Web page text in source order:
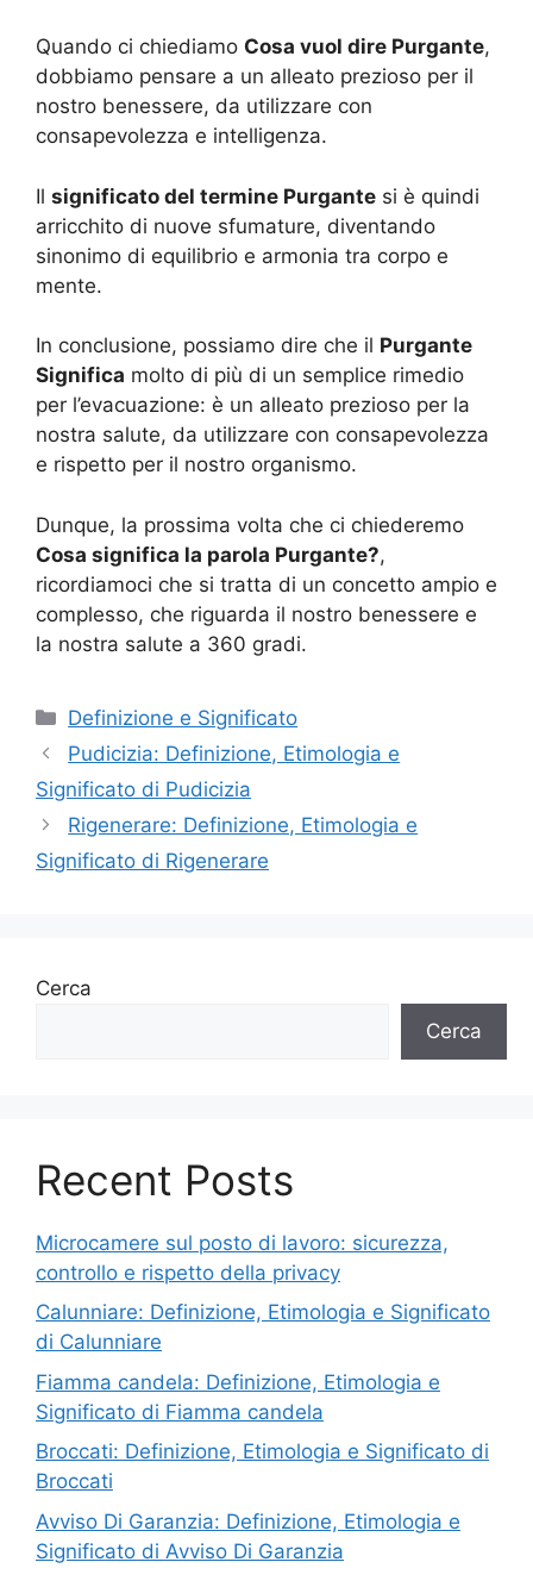
Quando ci chiediamo Cosa vuol dire Purgante,
dobbiamo pensare a un alleato prezioso per il
nostro benessere, da utilizzare con
consapevolezza e intelligenza.
Il significato del termine Purgante si è quindi
arricchito di nuove sfumature, diventando
sinonimo di equilibrio e armonia tra corpo e
mente.
In conclusione, possiamo dire che il Purgante
Significa molto di più di un semplice rimedio
per l’evacuazione: è un alleato prezioso per la
nostra salute, da utilizzare con consapevolezza
e rispetto per il nostro organismo.
Dunque, la prossima volta che ci chiederemo
Cosa significa la parola Purgante?,
ricordiamoci che si tratta di un concetto ampio e
complesso, che riguarda il nostro benessere e
la nostra salute a 360 gradi.
Categorie
Definizione e Significato
Pudicizia: Definizione, Etimologia e
Significato di Pudicizia
Rigenerare: Definizione, Etimologia e
Significato di Rigenerare
Cerca
Cerca
Recent Posts
Microcamere sul posto di lavoro: sicurezza,
controllo e rispetto della privacy
Calunniare: Definizione, Etimologia e Significato
di Calunniare
Fiamma candela: Definizione, Etimologia e
Significato di Fiamma candela
Broccati: Definizione, Etimologia e Significato di
Broccati
Avviso Di Garanzia: Definizione, Etimologia e
Significato di Avviso Di Garanzia